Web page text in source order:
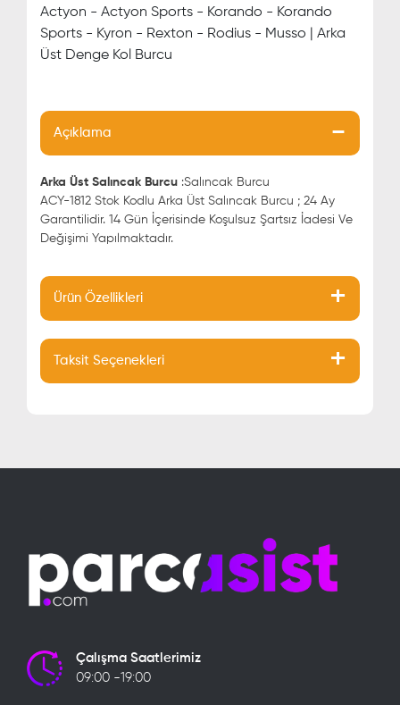
Actyon - Actyon Sports - Korando - Korando
Sports - Kyron - Rexton - Rodius - Musso | Arka
Üst Denge Kol Burcu
Açıklama
Arka Üst Salıncak Burcu :Salıncak Burcu
ACY-1812 Stok Kodlu Arka Üst Salıncak Burcu ; 24 Ay
Garantilidir. 14 Gün İçerisinde Koşulsuz Şartsız İadesi Ve
Değişimi Yapılmaktadır.
Ürün Özellikleri
Taksit Seçenekleri
Çalışma Saatlerimiz
09:00 -19:00